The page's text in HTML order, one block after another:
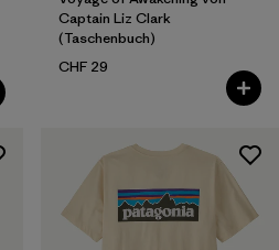
Captain Liz Clark
(Taschenbuch)
CHF 29